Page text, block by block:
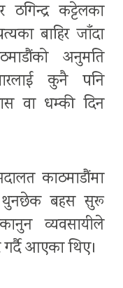
ठगिन्द्र कट्टेलका
बाहिर जाँदा
अनुमति
कुनै पनि
वा धम्की दिन
काठमाडौंमा
थुनछेक बहस सुरू
व्यवसायीले
गर्दै आएका थिए।